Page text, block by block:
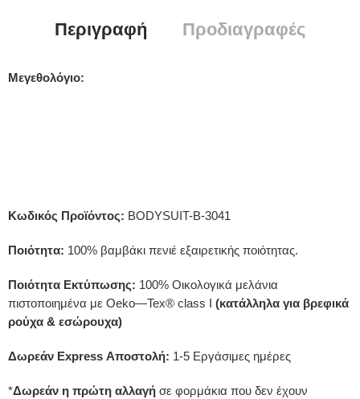
Περιγραφή Προδιαγραφές
Μεγεθολόγιο:
Κωδικός Προϊόντος: BODYSUIT-B-3041
Ποιότητα: 100% βαμβάκι πενιέ εξαιρετικής ποιότητας.
Ποιότητα Εκτύπωσης: 100% Οικολογικά μελάνια
πιστοποιημένα με Oeko—Tex® class I (κατάλληλα για βρεφικά
ρούχα & εσώρουχα)
Δωρεάν Express Αποστολή: 1-5 Εργάσιμες ημέρες
*Δωρεάν η πρώτη αλλαγή σε φορμάκια που δεν έχουν